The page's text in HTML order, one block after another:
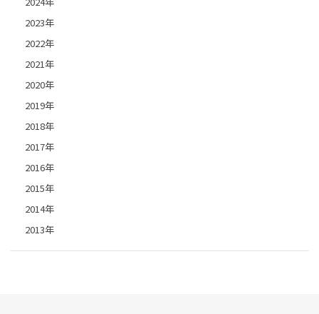
2023年
2022年
2021年
2020年
2019年
2018年
2017年
2016年
2015年
2014年
2013年